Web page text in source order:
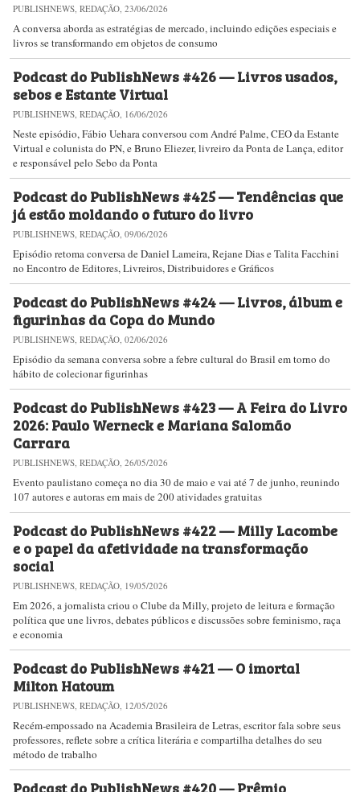
PUBLISHNEWS, REDAÇÃO, 23/06/2026
A conversa aborda as estratégias de mercado, incluindo edições especiais e
livros se transformando em objetos de consumo
Podcast do PublishNews #426 — Livros usados,
sebos e Estante Virtual
PUBLISHNEWS, REDAÇÃO, 16/06/2026
Neste episódio, Fábio Uehara conversou com André Palme, CEO da Estante
Virtual e colunista do PN, e Bruno Eliezer, livreiro da Ponta de Lança, editor
e responsável pelo Sebo da Ponta
Podcast do PublishNews #425 — Tendências que
já estão moldando o futuro do livro
PUBLISHNEWS, REDAÇÃO, 09/06/2026
Episódio retoma conversa de Daniel Lameira, Rejane Dias e Talita Facchini
no Encontro de Editores, Livreiros, Distribuidores e Gráficos
Podcast do PublishNews #424 — Livros, álbum e
figurinhas da Copa do Mundo
PUBLISHNEWS, REDAÇÃO, 02/06/2026
Episódio da semana conversa sobre a febre cultural do Brasil em torno do
hábito de colecionar figurinhas
Podcast do PublishNews #423 — A Feira do Livro
2026: Paulo Werneck e Mariana Salomão
Carrara
PUBLISHNEWS, REDAÇÃO, 26/05/2026
Evento paulistano começa no dia 30 de maio e vai até 7 de junho, reunindo
107 autores e autoras em mais de 200 atividades gratuitas
Podcast do PublishNews #422 — Milly Lacombe
e o papel da afetividade na transformação
social
PUBLISHNEWS, REDAÇÃO, 19/05/2026
Em 2026, a jornalista criou o Clube da Milly, projeto de leitura e formação
política que une livros, debates públicos e discussões sobre feminismo, raça
e economia
Podcast do PublishNews #421 — O imortal
Milton Hatoum
PUBLISHNEWS, REDAÇÃO, 12/05/2026
Recém-empossado na Academia Brasileira de Letras, escritor fala sobre seus
professores, reflete sobre a crítica literária e compartilha detalhes do seu
método de trabalho
Podcast do PublishNews #420 — Prêmio